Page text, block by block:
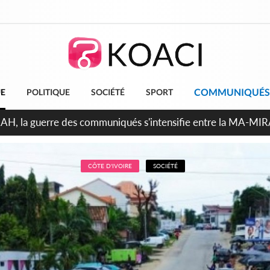
POLITIQUE SOCIÉTÉ SPORT COMMUNIQUÉS
2026, Thiam plaide pour un environnement
CÔTE D'IVOIRE SOCIÉTÉ